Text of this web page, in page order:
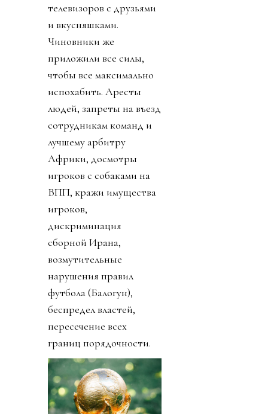
телевизоров с друзьями
и вкусняшками.
Чиновники же
приложили все силы,
чтобы все максимально
испохабить. Аресты
людей, запреты на въезд
сотрудникам команд и
лучшему арбитру
Африки, досмотры
игроков с собаками на
ВПП, кражи имущества
игроков,
дискриминация
сборной Ирана,
возмутительные
нарушения правил
футбола (Балогун),
беспредел властей,
пересечение всех
границ порядочности.